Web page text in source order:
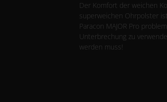
Der Komfort der weichen
superweichen Ohrpolster
Paracon MAJOR Pro
Unterbrechung zu
werden muss!